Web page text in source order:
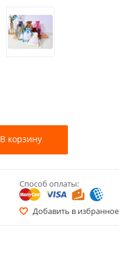
Способ оплаты:
Добавить в избранное
В корзину